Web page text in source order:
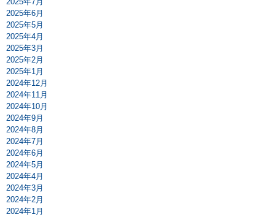
2025年6月
2025年5月
2025年4月
2025年3月
2025年2月
2025年1月
2024年12月
2024年11月
2024年10月
2024年9月
2024年8月
2024年7月
2024年6月
2024年5月
2024年4月
2024年3月
2024年2月
2024年1月